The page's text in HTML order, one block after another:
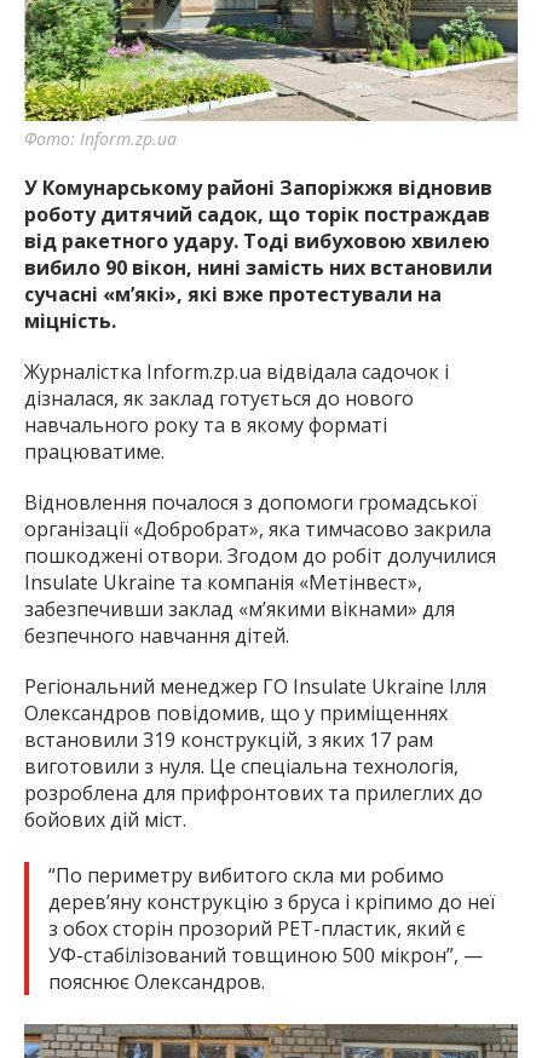
найважливішу інформацію про події
міста Запоріжжя та області.
Фото: Inform.zp.ua
У Комунарському районі Запоріжжя відновив
роботу дитячий садок, що торік постраждав
від ракетного удару. Тоді вибуховою хвилею
вибило 90 вікон, нині замість них встановили
сучасні «м’які», які вже протестували на
міцність.
Журналістка Inform.zp.ua відвідала садочок і
дізналася, як заклад готується до нового
навчального року та в якому форматі
працюватиме.
Відновлення почалося з допомоги громадської
організації «Добробрат», яка тимчасово закрила
пошкоджені отвори. Згодом до робіт долучилися
Insulate Ukraine та компанія «Метінвест»,
забезпечивши заклад «м’якими вікнами» для
безпечного навчання дітей.
Регіональний менеджер ГО Insulate Ukraine Ілля
Олександров повідомив, що у приміщеннях
встановили 319 конструкцій, з яких 17 рам
виготовили з нуля. Це спеціальна технологія,
розроблена для прифронтових та прилеглих до
бойових дій міст.
“По периметру вибитого скла ми робимо
дерев’яну конструкцію з бруса і кріпимо до неї
з обох сторін прозорий PET-пластик, який є
УФ-стабілізований товщиною 500 мікрон”, —
пояснює Олександров.